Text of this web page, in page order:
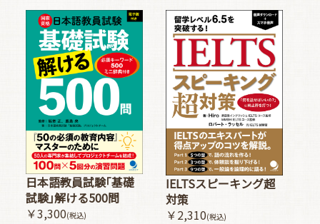
日本語教員試験｢基礎
試験｣解ける500問
￥3,300(税込)
IELTSスピーキング超
対策
￥2,310(税込)